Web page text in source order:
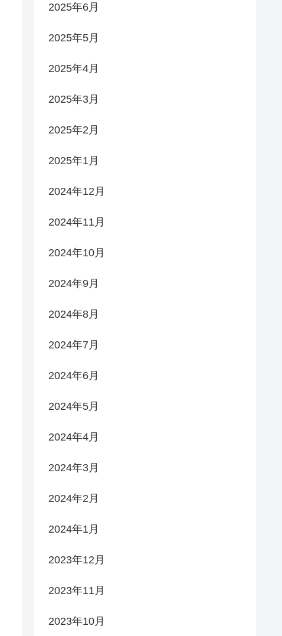
2025年6月
2025年5月
2025年4月
2025年3月
2025年2月
2025年1月
2024年12月
2024年11月
2024年10月
2024年9月
2024年8月
2024年7月
2024年6月
2024年5月
2024年4月
2024年3月
2024年2月
2024年1月
2023年12月
2023年11月
2023年10月